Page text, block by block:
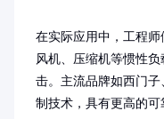
在实际应用中，工程师
风机、压缩机等惯性
击。主流品牌如西门
制技术，具有更高的可